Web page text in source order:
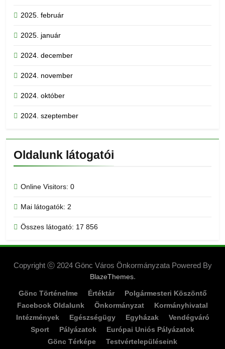
2025. február
2025. január
2024. december
2024. november
2024. október
2024. szeptember
Oldalunk látogatói
Online Visitors: 0
Mai látogatók: 2
Összes látogató: 17 856
Copyright ⓒ 2024 Gönc Város Önkormányzata Powered By
BlazeThemes.
Gönc Történelme Értéktár
Polgármesteri Köszöntő
Facebook Oldalunk
Önkormányzat
Kormányhivatal
Intézmények
Egészségügy Egyházak
Vendégváró
Sport
Pályázatok
Európai Uniós Pályázatok
Gönc Térképe
Testvértelepüléseink